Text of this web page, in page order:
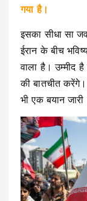
गया है।
इसका सीधा सा
ईरान के बीच
वाला है। उम्मीद
की बातचीत
भी एक बयान जारी